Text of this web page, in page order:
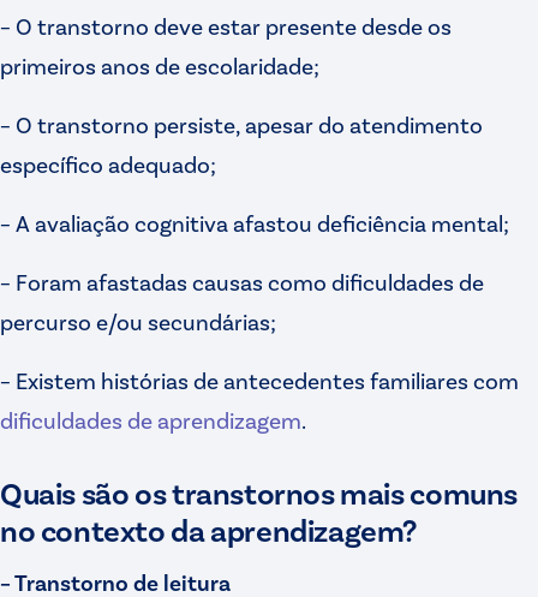
– O transtorno deve estar presente desde os
primeiros anos de escolaridade;
– O transtorno persiste, apesar do atendimento
específico adequado;
– A avaliação cognitiva afastou deficiência mental;
– Foram afastadas causas como dificuldades de
percurso e/ou secundárias;
– Existem histórias de antecedentes familiares com
dificuldades de aprendizagem
Quais são os transtornos mais comuns
no contexto da aprendizagem?
– Transtorno de leitura